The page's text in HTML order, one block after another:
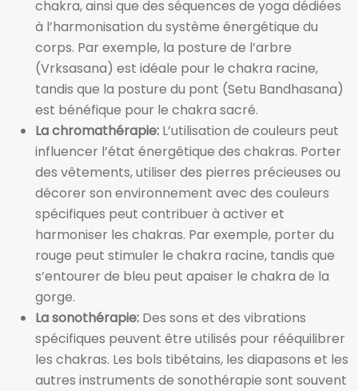
chakra, ainsi que des séquences de yoga dédiées
à l’harmonisation du système énergétique du
corps. Par exemple, la posture de l’arbre
(Vrksasana) est idéale pour le chakra racine,
tandis que la posture du pont (Setu Bandhasana)
est bénéfique pour le chakra sacré.
La chromathérapie: L’utilisation de couleurs peut
influencer l’état énergétique des chakras. Porter
des vêtements, utiliser des pierres précieuses ou
décorer son environnement avec des couleurs
spécifiques peut contribuer à activer et
harmoniser les chakras. Par exemple, porter du
rouge peut stimuler le chakra racine, tandis que
s’entourer de bleu peut apaiser le chakra de la
gorge.
La sonothérapie: Des sons et des vibrations
spécifiques peuvent être utilisés pour rééquilibrer
les chakras. Les bols tibétains, les diapasons et les
autres instruments de sonothérapie sont souvent